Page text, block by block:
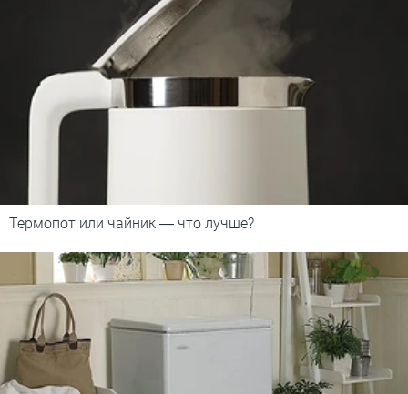
Термопот или чайник ― что лучше?